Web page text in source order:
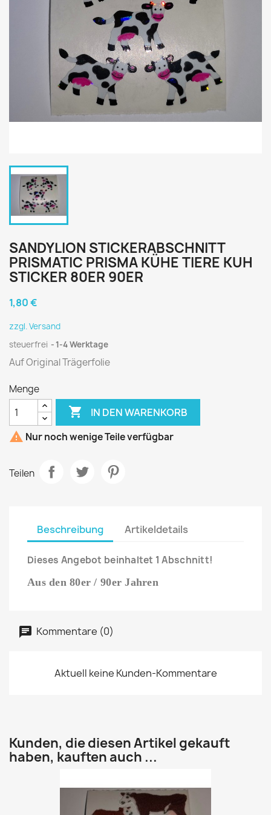
SANDYLION STICKERABSCHNITT
PRISMATIC PRISMA KÜHE TIERE KUH
STICKER 80ER 90ER
1,80 €
zzgl. Versand
steuerfrei
1-4 Werktage
Auf Original Trägerfolie
Menge
 IN DEN WARENKORB
 Nur noch wenige Teile verfügbar
Teilen
Beschreibung Artikeldetails
Dieses Angebot beinhaltet 1 Abschnitt!
Aus den 80er / 90er Jahren
Kommentare (0)
Aktuell keine Kunden-Kommentare
Kunden, die diesen Artikel gekauft
haben, kauften auch ...